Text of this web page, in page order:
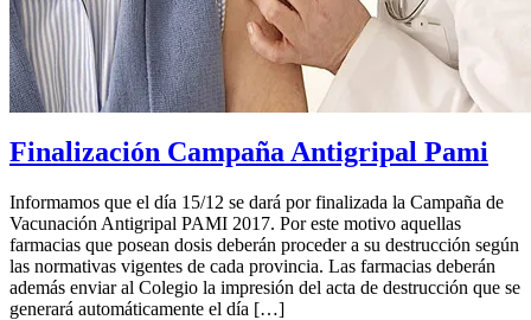
Finalización Campaña Antigripal Pami
Informamos que el día 15/12 se dará por finalizada la Campaña de
Vacunación Antigripal PAMI 2017. Por este motivo aquellas
farmacias que posean dosis deberán proceder a su destrucción según
las normativas vigentes de cada provincia. Las farmacias deberán
además enviar al Colegio la impresión del acta de destrucción que se
generará automáticamente el día […]